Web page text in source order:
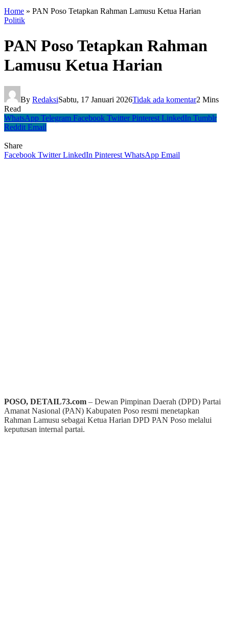
Home » PAN Poso Tetapkan Rahman Lamusu Ketua Harian
Politik
PAN Poso Tetapkan Rahman
Lamusu Ketua Harian
By RedaksiSabtu, 17 Januari 2026Tidak ada komentar2 Mins
Read
WhatsApp Telegram Facebook Twitter Pinterest LinkedIn Tumblr
Reddit Email
Share
Facebook Twitter LinkedIn Pinterest WhatsApp Email
POSO, DETAIL73.com – Dewan Pimpinan Daerah (DPD) Partai
Amanat Nasional (PAN) Kabupaten Poso resmi menetapkan
Rahman Lamusu sebagai Ketua Harian DPD PAN Poso melalui
keputusan internal partai.